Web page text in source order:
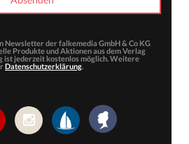
Newsletter der falkemedia GmbH & Co KG
Produkte und Aktionen aus dem Verlag
ist jederzeit kostenlos möglich. Weitere
Datenschutzerklärung.